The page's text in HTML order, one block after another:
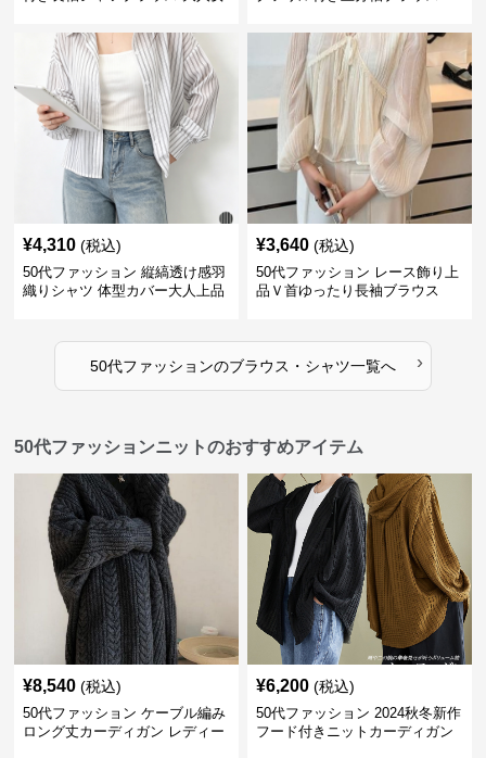
¥4,310 (税込)
50代ファッション 縦縞透け感羽
織りシャツ 体型カバー大人上品
¥3,640 (税込)
50代ファッション レース飾り上
品Ｖ首ゆったり長袖ブラウス
50代ファッションのブラウス・シャツ一覧へ ›
50代ファッションニットのおすすめアイテム
¥8,540 (税込)
50代ファッション ケーブル編み
ロング丈カーディガン レディー
¥6,200 (税込)
50代ファッション 2024秋冬新作
フード付きニットカーディガン